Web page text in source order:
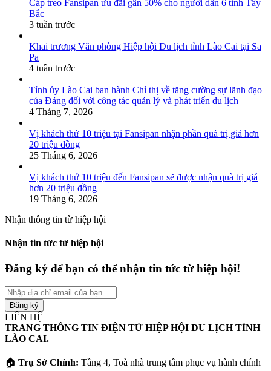
Cáp treo Fansipan ưu đãi gần 50% cho người dân 6 tỉnh Tây
Bắc
3 tuần trước
Khai trương Văn phòng Hiệp hội Du lịch tỉnh Lào Cai tại Sa
Pa
4 tuần trước
Tỉnh ủy Lào Cai ban hành Chỉ thị về tăng cường sự lãnh đạo
của Đảng đối với công tác quản lý và phát triển du lịch
4 Tháng 7, 2026
Vị khách thứ 10 triệu tại Fansipan nhận phần quà trị giá hơn
20 triệu đồng
25 Tháng 6, 2026
Vị khách thứ 10 triệu đến Fansipan sẽ được nhận quà trị giá
hơn 20 triệu đồng
19 Tháng 6, 2026
Nhận thông tin từ hiệp hội
Nhận tin tức từ hiệp hội
Đăng ký để bạn có thể nhận tin tức từ hiệp hội!
Nhập
địa
chỉ
email
của
bạn
LIÊN HỆ
TRANG THÔNG TIN ĐIỆN TỬ HIỆP HỘI DU LỊCH TỈNH
LÀO CAI.
🏠 Trụ Sở Chính: Tầng 4, Toà nhà trung tâm phục vụ hành chính